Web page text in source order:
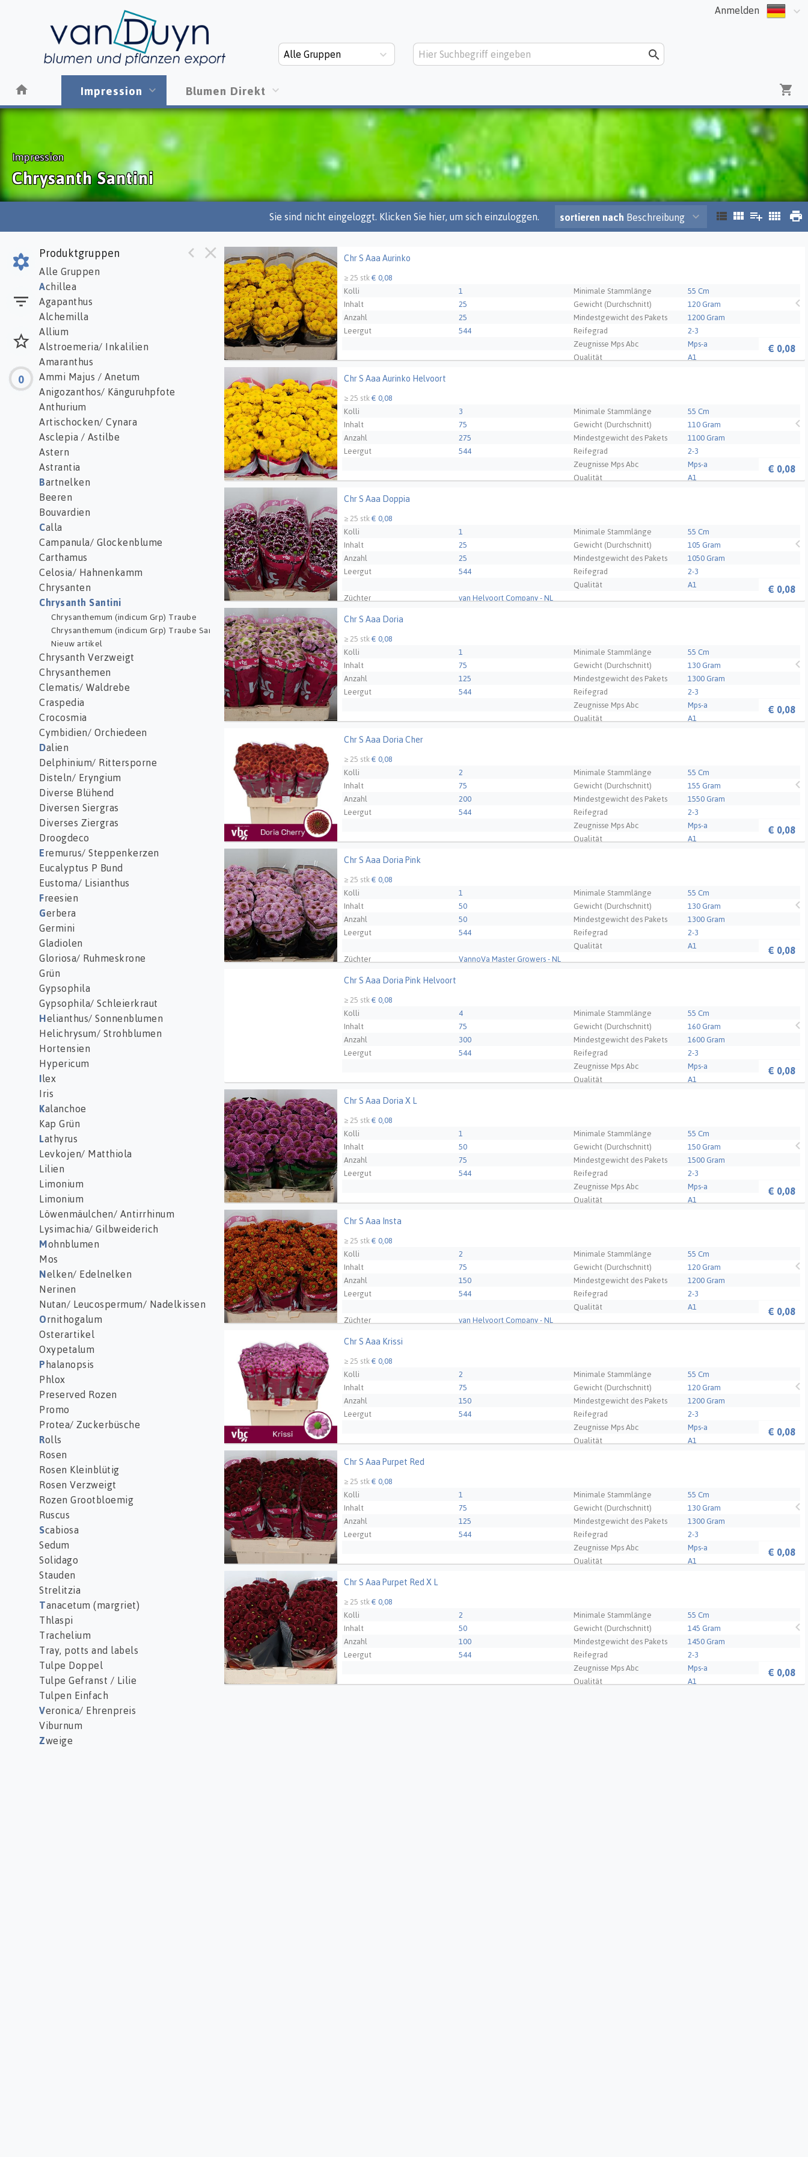
Anmelden
Alle Gruppen
Impression Blumen Direkt
Impression
Chrysanth Santini
Sie sind nicht eingeloggt. Klicken Sie hier, um sich einzuloggen. sortieren nach Beschreibung
0
Produktgruppen
Alle Gruppen
Achillea
Agapanthus
Alchemilla
Allium
Alstroemeria/ Inkalilien
Amaranthus
Ammi Majus / Anetum
Anigozanthos/ Känguruhpfote
Anthurium
Artischocken/ Cynara
Asclepia / Astilbe
Astern
Astrantia
Bartnelken
Beeren
Bouvardien
Calla
Campanula/ Glockenblume
Carthamus
Celosia/ Hahnenkamm
Chrysanten
Chrysanth Santini
Chrysanthemum (indicum Grp) Traube
Chrysanthemum (indicum Grp) Traube Santini
Nieuw artikel
Chrysanth Verzweigt
Chrysanthemen
Clematis/ Waldrebe
Craspedia
Crocosmia
Cymbidien/ Orchiedeen
Dalien
Delphinium/ Rittersporne
Disteln/ Eryngium
Diverse Blühend
Diversen Siergras
Diverses Ziergras
Droogdeco
Eremurus/ Steppenkerzen
Eucalyptus P Bund
Eustoma/ Lisianthus
Freesien
Gerbera
Germini
Gladiolen
Gloriosa/ Ruhmeskrone
Grün
Gypsophila
Gypsophila/ Schleierkraut
Helianthus/ Sonnenblumen
Helichrysum/ Strohblumen
Hortensien
Hypericum
Ilex
Iris
Kalanchoe
Kap Grün
Lathyrus
Levkojen/ Matthiola
Lilien
Limonium
Limonium
Löwenmäulchen/ Antirrhinum
Lysimachia/ Gilbweiderich
Mohnblumen
Mos
Nelken/ Edelnelken
Nerinen
Nutan/ Leucospermum/ Nadelkissen
Ornithogalum
Osterartikel
Oxypetalum
P halanopsis
Phlox
Preserved Rozen
Promo
Protea/ Zuckerbüsche
Rolls
Rosen
Rosen Kleinblütig
Rosen Verzweigt
Rozen Grootbloemig
Ruscus
Scabiosa
Sedum
Solidago
Stauden
Strelitzia
Tanacetum (margriet)
Thlaspi
Trachelium
Tray, potts and labels
Tulpe Doppel
Tulpe Gefranst / Lilie
Tulpen Einfach
Veronica/ Ehrenpreis
Viburnum
Zweige
Chr S Aaa Aurinko
≥ 25 stk€ 0,08
Kolli
1 Minimale Stammlänge
55 Cm
Inhalt
25 Gewicht (Durchschnitt)
120 Gram
Anzahl
25 Mindestgewicht des Pakets
1200 Gram
Leergut
544 Reifegrad
2-3
Zeugnisse Mps Abc
Mps-a
Qualität
A1
€ 0,08
Chr S Aaa Aurinko
Chr S Aaa Aurinko Helvoort
≥ 25 stk€ 0,08
Kolli
3 Minimale Stammlänge
55 Cm
Inhalt
75 Gewicht (Durchschnitt)
110 Gram
Anzahl
275 Mindestgewicht des Pakets
1100 Gram
Leergut
544 Reifegrad
2-3
Zeugnisse Mps Abc
Mps-a
Qualität
A1
€ 0,08
Chr S Aaa Aurinko Helvoort
Chr S Aaa Doppia
≥ 25 stk€ 0,08
Kolli
1 Minimale Stammlänge
55 Cm
Inhalt
25 Gewicht (Durchschnitt)
105 Gram
Anzahl
25 Mindestgewicht des Pakets
1050 Gram
Leergut
544 Reifegrad
2-3
Qualität
A1
Züchter
van Helvoort Company - NL
€ 0,08
Chr S Aaa Doppia
Chr S Aaa Doria
≥ 25 stk€ 0,08
Kolli
1 Minimale Stammlänge
55 Cm
Inhalt
75 Gewicht (Durchschnitt)
130 Gram
Anzahl
125 Mindestgewicht des Pakets
1300 Gram
Leergut
544 Reifegrad
2-3
Zeugnisse Mps Abc
Mps-a
Qualität
A1
€ 0,08
Chr S Aaa Doria
Chr S Aaa Doria Cher
≥ 25 stk€ 0,08
Kolli
2 Minimale Stammlänge
55 Cm
Inhalt
75 Gewicht (Durchschnitt)
155 Gram
Anzahl
200 Mindestgewicht des Pakets
1550 Gram
Leergut
544 Reifegrad
2-3
Zeugnisse Mps Abc
Mps-a
Qualität
A1
€ 0,08
Chr S Aaa Doria Cher
Chr S Aaa Doria Pink
≥ 25 stk€ 0,08
Kolli
1 Minimale Stammlänge
55 Cm
Inhalt
50 Gewicht (Durchschnitt)
130 Gram
Anzahl
50 Mindestgewicht des Pakets
1300 Gram
Leergut
544 Reifegrad
2-3
Qualität
A1
Züchter
VannoVa Master Growers - NL
€ 0,08
Chr S Aaa Doria Pink
Chr S Aaa Doria Pink Helvoort
≥ 25 stk€ 0,08
Kolli
4 Minimale Stammlänge
55 Cm
Inhalt
75 Gewicht (Durchschnitt)
160 Gram
Anzahl
300 Mindestgewicht des Pakets
1600 Gram
Leergut
544 Reifegrad
2-3
Zeugnisse Mps Abc
Mps-a
Qualität
A1
€ 0,08
Chr S Aaa Doria Pink Helvoort
Chr S Aaa Doria X L
≥ 25 stk€ 0,08
Kolli
1 Minimale Stammlänge
55 Cm
Inhalt
50 Gewicht (Durchschnitt)
150 Gram
Anzahl
75 Mindestgewicht des Pakets
1500 Gram
Leergut
544 Reifegrad
2-3
Zeugnisse Mps Abc
Mps-a
Qualität
A1
€ 0,08
Chr S Aaa Doria X L
Chr S Aaa Insta
≥ 25 stk€ 0,08
Kolli
2 Minimale Stammlänge
55 Cm
Inhalt
75 Gewicht (Durchschnitt)
120 Gram
Anzahl
150 Mindestgewicht des Pakets
1200 Gram
Leergut
544 Reifegrad
2-3
Qualität
A1
Züchter
van Helvoort Company - NL
€ 0,08
Chr S Aaa Insta
Chr S Aaa Krissi
≥ 25 stk€ 0,08
Kolli
2 Minimale Stammlänge
55 Cm
Inhalt
75 Gewicht (Durchschnitt)
120 Gram
Anzahl
150 Mindestgewicht des Pakets
1200 Gram
Leergut
544 Reifegrad
2-3
Zeugnisse Mps Abc
Mps-a
Qualität
A1
€ 0,08
Chr S Aaa Krissi
Chr S Aaa Purpet Red
≥ 25 stk€ 0,08
Kolli
1 Minimale Stammlänge
55 Cm
Inhalt
75 Gewicht (Durchschnitt)
130 Gram
Anzahl
125 Mindestgewicht des Pakets
1300 Gram
Leergut
544 Reifegrad
2-3
Zeugnisse Mps Abc
Mps-a
Qualität
A1
€ 0,08
Chr S Aaa Purpet Red
Chr S Aaa Purpet Red X L
≥ 25 stk€ 0,08
Kolli
2 Minimale Stammlänge
55 Cm
Inhalt
50 Gewicht (Durchschnitt)
145 Gram
Anzahl
100 Mindestgewicht des Pakets
1450 Gram
Leergut
544 Reifegrad
2-3
Zeugnisse Mps Abc
Mps-a
Qualität
A1
€ 0,08
Chr S Aaa Purpet Red X L